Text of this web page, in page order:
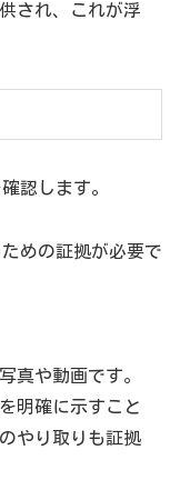
され、これが浮
認します。
めの証拠が必要で
真や動画です。
明確に示すこと
やり取りも証拠